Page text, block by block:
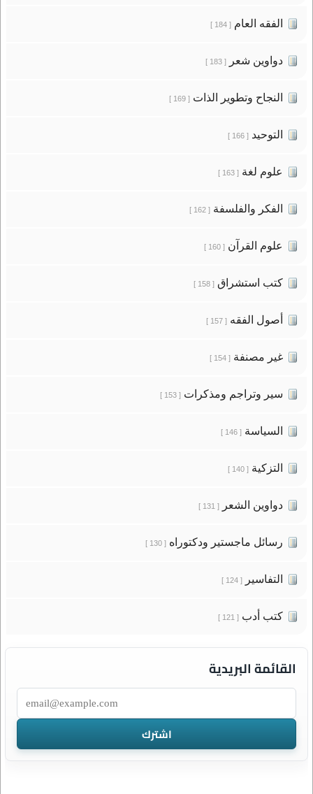
الفقه العام[ 184 ]
دواوين شعر[ 183 ]
النجاح وتطوير الذات[ 169 ]
التوحيد[ 166 ]
علوم لغة[ 163 ]
الفكر والفلسفة[ 162 ]
علوم القرآن[ 160 ]
كتب استشراق[ 158 ]
أصول الفقه[ 157 ]
غير مصنفة[ 154 ]
سير وتراجم ومذكرات[ 153 ]
السياسة[ 146 ]
التزكية[ 140 ]
دواوين الشعر[ 131 ]
رسائل ماجستير ودكتوراه[ 130 ]
التفاسير[ 124 ]
كتب أدب[ 121 ]
القائمة البريدية